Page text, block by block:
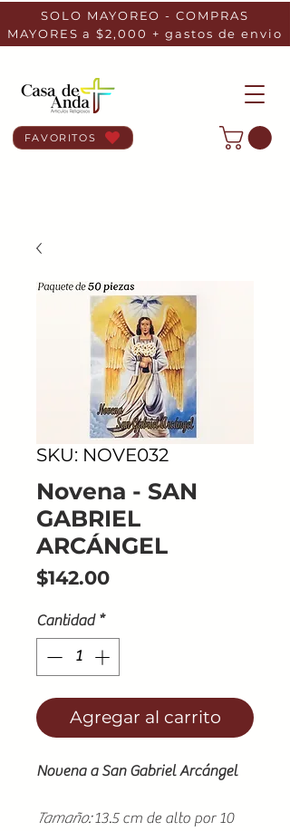
SOLO MAYOREO - COMPRAS
MAYORES a $2,000 + gastos de envio
FAVORITOS
SKU: NOVE032
Novena - SAN
GABRIEL
ARCÁNGEL
$142.00Precio
Cantidad *
Agregar al carrito
Novena a San Gabriel Arcángel
Tamaño:13.5 cm de alto por 10